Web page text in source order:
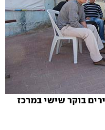
בוקר שישי במרכז